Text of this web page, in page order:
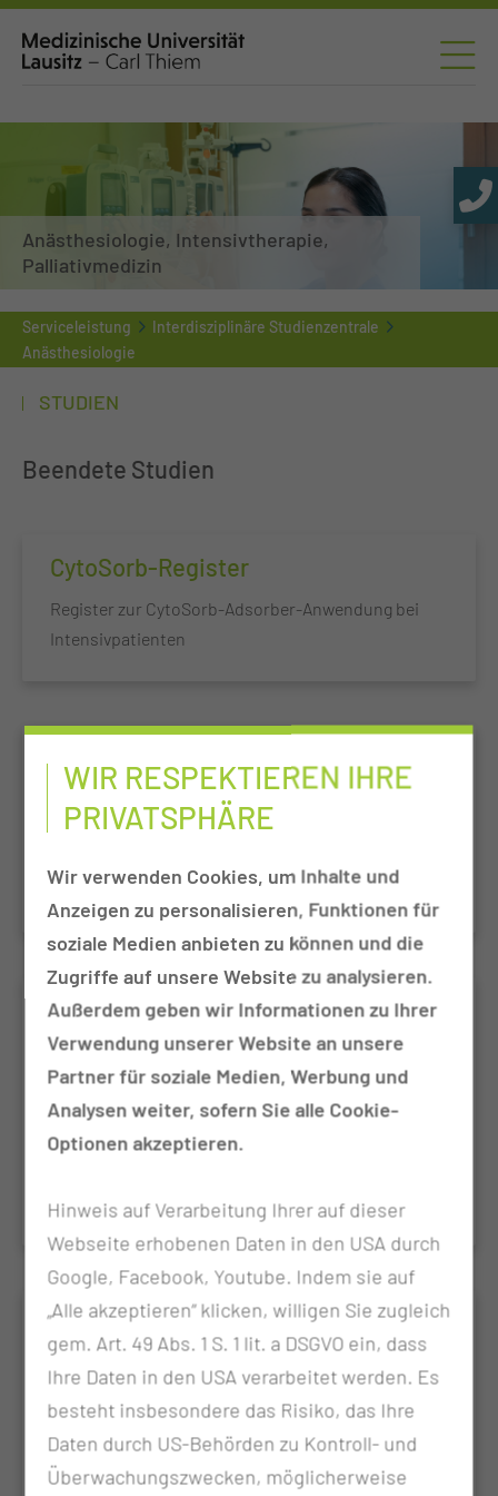
Anästhesiologie, Intensivtherapie,
Palliativmedizin
Serviceleistung
Interdisziplinäre Studienzentrale
Anästhesiologie
STUDIEN
Beendete Studien
CytoSorb-Register
Register zur CytoSorb-Adsorber-Anwendung bei
Intensivpatienten
Improve Hip Fracture Outcome in the Elderly
Patient: a multicentre randomized controlled trial
anaesthesia
IsoConDa Eudra-CT: 2016-004551-67
Phase III
Eine randomisierte, kontrollierte, offene Studie zur
Bestätigung der wirksamkeit und Sicherheit von
Isofluran zur Sedierung von invasiv beatmeten
Verabreichungssystems
PHOENICS Eudra-CT: 2016-002162-
30
multi-centre, multinational study on the safety and
efficacy of study drug versus an standard solution
In patients undergoing elective abdominal Surgery
WIR RESPEKTIEREN IHRE
PRIVATSPHÄRE
Wir verwenden Cookies, um Inhalte und
Anzeigen zu personalisieren, Funktionen für
soziale Medien anbieten zu können und die
Zugriffe auf unsere Website zu analysieren.
Außerdem geben wir Informationen zu Ihrer
Verwendung unserer Website an unsere
Partner für soziale Medien, Werbung und
Analysen weiter, sofern Sie alle Cookie-
Optionen akzeptieren.
Hinweis auf Verarbeitung Ihrer auf dieser
Webseite erhobenen Daten in den USA durch
Google, Facebook, Youtube. Indem sie auf
„Alle akzeptieren“ klicken, willigen Sie zugleich
gem. Art. 49 Abs. 1 S. 1 lit. a DSGVO ein, dass
Ihre Daten in den USA verarbeitet werden. Es
besteht insbesondere das Risiko, das Ihre
Daten durch US-Behörden zu Kontroll- und
Überwachungszwecken, möglicherweise